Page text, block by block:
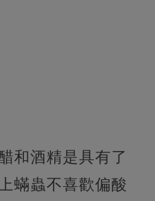
和酒精是具有了
蟎蟲不喜歡偏酸